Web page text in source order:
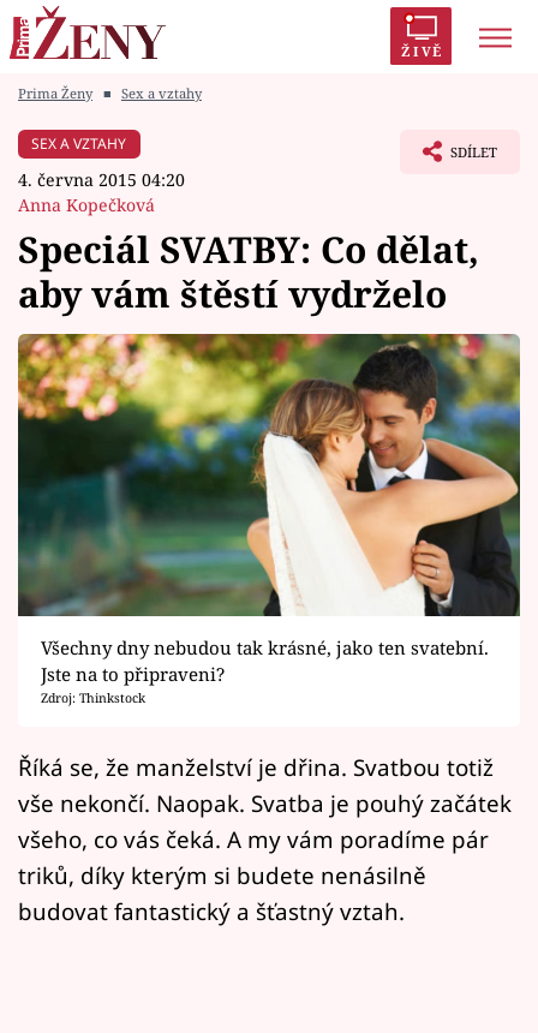
ŽIVĚ
Módní alarm
Témata
Celebrity
Vztahy
Seriály
Horoskopy
Sledujte prima+
Filmový festival Karlovy Vary
Mámy sobě
Přihlášení
Prima Ženy ■ Sex a vztahy
SEX A VZTAHY
4. června 2015 04:20
Anna Kopečková
SDÍLET
Speciál SVATBY: Co dělat,
aby vám štěstí vydrželo
Všechny dny nebudou tak krásné, jako ten svatební.
Jste na to připraveni?
Zdroj: Thinkstock
Říká se, že manželství je dřina. Svatbou totiž
vše nekončí. Naopak. Svatba je pouhý začátek
všeho, co vás čeká. A my vám poradíme pár
triků, díky kterým si budete nenásilně
budovat fantastický a šťastný vztah.